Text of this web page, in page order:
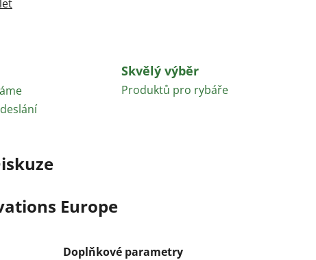
Skvělý výběr
Produktů pro rybáře
Europe
Doplňkové parametry